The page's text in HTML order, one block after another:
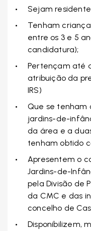
Sejam
Tenham
entre os 3 e 5
candidatura);
Pertençam até
atribuição da
IRS)
Que se tenham
jardins-de-
da área e a
tenham obtido
Apresentem o
Jardins-de-
pela Divisão de
da CMC e das
concelho de
Disponibilizem,